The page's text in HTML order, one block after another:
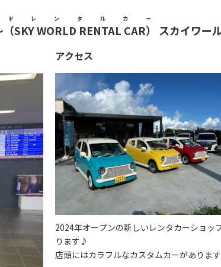
SKY WORLD RENTAL CAR）
レンタルカー
スカイワー
アクセス
2024年オープンの新しいレンタカーショッ
ります♪
店頭にはカラフルなカスタムカーがありま